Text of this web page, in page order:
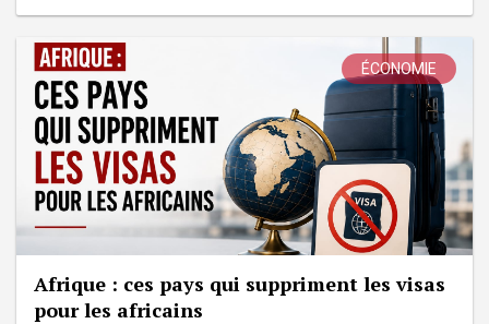
ÉCONOMIE
Afrique : ces pays qui suppriment les visas
pour les africains